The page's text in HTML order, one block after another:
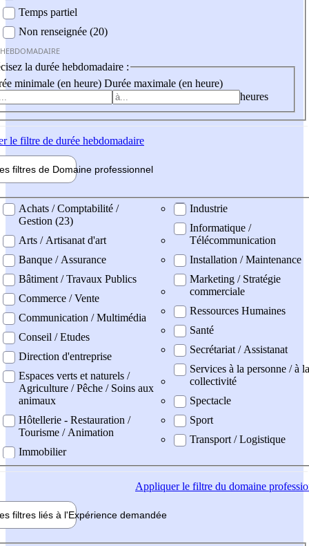
Temps partiel
Non renseignée (20)
la durée hebdomadaire :
minimale (en heure) Durée maximale (en heure)
heures
le filtre de durée hebdomadaire
filtres de Domaine professionnel
professionel
Achats / Comptabilité /
Gestion (23)
Arts / Artisanat d'art
Banque / Assurance
Bâtiment / Travaux Publics
Commerce / Vente
Communication / Multimédia
Conseil / Etudes
Direction d'entreprise
Espaces verts et naturels /
Agriculture / Pêche / Soins aux
animaux
Hôtellerie - Restauration /
Tourisme / Animation
Immobilier
Industrie
Informatique /
Télécommunication
Installation / Maintenance
Marketing / Stratégie
commerciale
Ressources Humaines
Santé
Secrétariat / Assistanat
Services à la personne / à la
collectivité
Spectacle
Sport
Transport / Logistique
Appliquerle filtre du domaine
filtres liés à l'Expérience demandée